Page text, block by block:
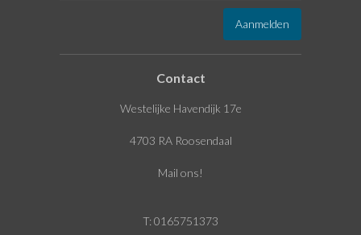
Contact
Westelijke Havendijk 17e
4703 RA Roosendaal
Mail ons!
T: 0165751373